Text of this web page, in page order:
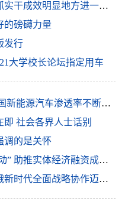
明显地方进一步加强督查激励
的磅礴力量
发行
大学校长论坛指定用车
能源汽车渗透率不断提升
即 社会各界人士话别
调的是关怀
推实体经济融资成本下降
全面战略协作迈上新高度